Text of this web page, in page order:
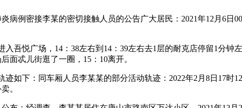
病例密接李某的密切接触人员的公告广大居民：2021年12月6
吾悦广场，14：38左右到14：39左右去1层的耐克店停留1分钟
面忒儿街逛了一圈，15：10离开。
如下：同车厢人员李某某的部分活动轨迹：2022年2月8日17时
。